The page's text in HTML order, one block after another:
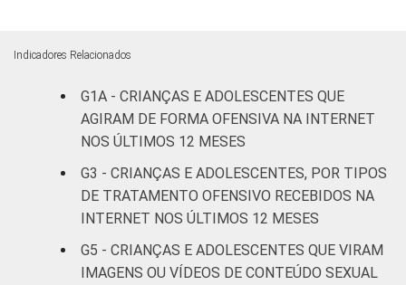
FAIXA ETÁRIA
DA CRIANÇA
ADOLESCENTE
De 9 a 10
anos
14 76
De 11 a 12
anos
30 60
De 13 a 14
anos
54 41
Indicadores Relacionados
G1A - CRIANÇAS E ADOLESCENTES QUE
AGIRAM DE FORMA OFENSIVA NA INTERNET
NOS ÚLTIMOS 12 MESES
G3 - CRIANÇAS E ADOLESCENTES, POR TIPOS
DE TRATAMENTO OFENSIVO RECEBIDOS NA
INTERNET NOS ÚLTIMOS 12 MESES
G5 - CRIANÇAS E ADOLESCENTES QUE VIRAM
IMAGENS OU VÍDEOS DE CONTEÚDO SEXUAL